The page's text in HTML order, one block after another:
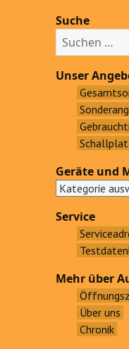
Suche
u
c
h
Unser
Geräte und
Service
Mehr über
Über uns
Chronik